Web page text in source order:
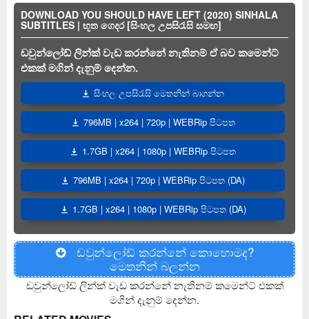
DOWNLOAD YOU SHOULD HAVE LEFT (2020) SINHALA
SUBTITLES | භූත ගෙදර [සිංහල උපසිරැසි සමඟ]
ඩවුන්ලෝඩ් ලින්ක් වැඩ කරන්නේ නැතිනම් ඒ බව කමෙන්ට්
එකක් මගින් දැනුම් දෙන්න.
සිංහල උපසිරැසි මෙතනින් බාගන්න
796MB | x264 | 720p | WEBRip පිටපත
1.7GB | x264 | 1080p | WEBRip පිටපත
796MB | x264 | 720p | WEBRip පිටපත (DA)
1.7GB | x264 | 1080p | WEBRip පිටපත (DA)
ඩවුන්ලෝඩ් කරන්නේ කොහොමද?
මෙතනින් බලන්න
ඩවුන්ලෝඩ් ලින්ක් වැඩ කරන්නේ නැතිනම් කමෙන්ට් එකක්
මගින් දැනුම් දෙන්න.